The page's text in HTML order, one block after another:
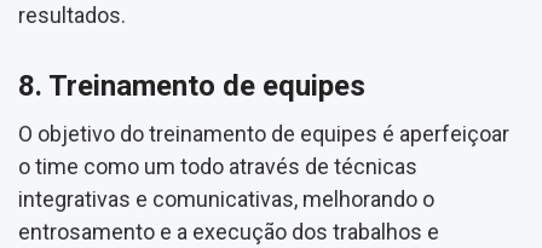
resultados.
8. Treinamento de equipes
O objetivo do treinamento de equipes é aperfeiçoar
o time como um todo através de técnicas
integrativas e comunicativas, melhorando o
entrosamento e a execução dos trabalhos e